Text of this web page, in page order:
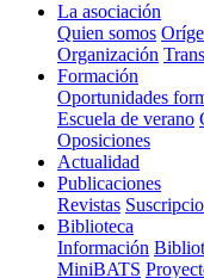
La asociación
Quien somos
Organización
Formación
Oportunidades
Escuela de verano
Oposiciones
Actualidad
Publicaciones
Revistas
Biblioteca
Información
MiniBATS